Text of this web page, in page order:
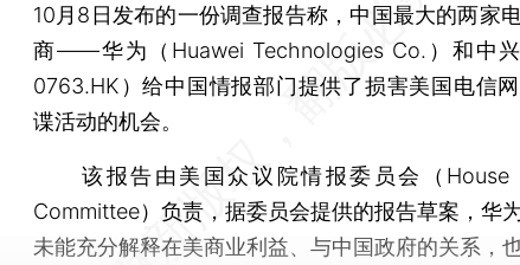
10月8日发布的一份调查报告称，中国最大的两家
商——华为（Huawei Technologies Co.）和中
0763.HK）给中国情报部门提供了损害美国电信
谍活动的机会。
该报告由美国众议院情报委员会（House
Committee）负责，据委员会提供的报告草案，华
未能充分解释在美商业利益、与中国政府的关系，